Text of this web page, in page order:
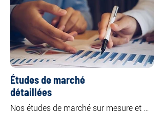
Études de marché
détaillées
Nos études de marché sur mesure et